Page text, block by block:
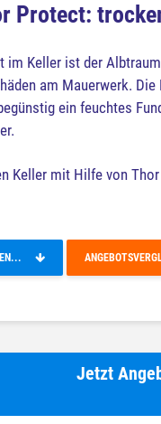
Protect:
im Keller ist der
am Mauerwerk.
ein feuchtes
Keller mit Hilfe von
Jetzt